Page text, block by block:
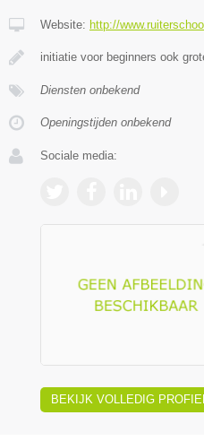
Website: http://
initiatie voor beginners ook
Diensten onbekend
Openingstijden onbekend
Sociale media:
BEKIJK VOLLEDIG